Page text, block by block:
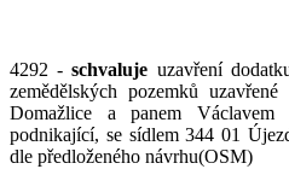
4292 -schvaluje uzavření
zemědělských pozemků
Domažlice a panem Václavem
podnikající, se sídlem 344 01
dle předloženého návrhu(OSM)